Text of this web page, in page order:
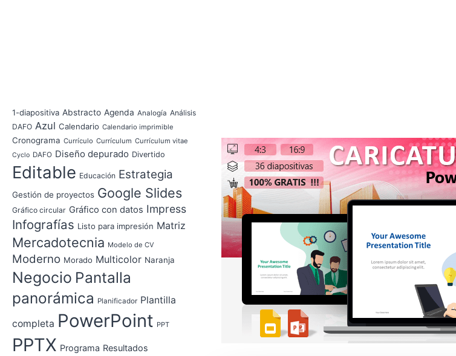
1-diapositiva Abstracto Agenda Analogía Análisis
DAFO Azul Calendario Calendario imprimible
Cronograma Currículo Currículum Currículum vitae
Cyclo DAFO Diseño depurado Divertido
Editable Educación Estrategia
Gestión de proyectos Google Slides
Gráfico circular Gráfico con datos Impress
Infografías Listo para impresión Matriz
Mercadotecnia Modelo de CV
Moderno Morado Multicolor Naranja
Negocio Pantalla
panorámica Planificador Plantilla
completa PowerPoint PPT
PPTX Programa Resultados